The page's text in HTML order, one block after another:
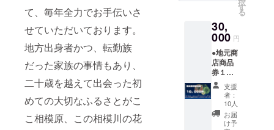
て、毎年全力でお手伝いさ
せていただいております。
地方出身者かつ、転勤族
だった家族の事情もあり、
二十歳を越えて出会った初
めての大切なふるさとがこ
こ相模原、この相模川の花
川敷＋
打ち上
げ＋お
礼の
メール
打ち上
げの様
子を収
めた動
画を編
集。 記
念DVD
す
る
30,
000 円
●地元商
店商品
券１０
０００
円分
●2020
特別記
念動画
支援
者：
10人
お届
け予